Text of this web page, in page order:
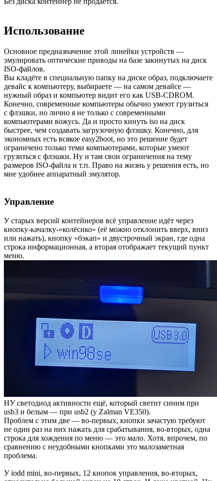
Использование
Основное предназначение этой линейки устройств —
эмулировать оптические приводы на базе закинутых на диск
ISO-файлов.
Вы кладёте в специальную папку на диске образ, подключаете
девайс к компьютеру, выбираете — на самом девайсе —
нужный образ и компьютер видит его как USB-CDROM.
Конечно, современные компьютеры обычно умеют грузиться
с флэшки, но лично я не только с современными
компьютерами вожусь. Да и просто кинуть iso на диск
быстрее, чем создавать загрузочную флэшку. Конечно, для
экономных есть всякое easy2boot, но это решение будет
ограничено только теми компьютерами, которые умеют
грузиться с флэшки. Ну и там свои ограничения на тему
размеров ISO-файла и т.п. Право на жизнь у решения есть, но
мне удобнее аппаратный эмулятор.
Управление
У старых версий контейнеров всё управление идёт через
кнопку-качалку-«колёсико» (её можно отклонить вверх, вниз
или нажать), кнопку «бэкап» и двустрочный экран, где одна
строка информационная, а вторая отображает текущий пункт
меню.
НУ светодиод активности ещё, который светит синим при
usb3 и белым — при usb2 (у Zalman VE350).
Проблем с этим две — во-первых, кнопки зачастую требуют
не один раз на них нажать для срабатывания, во-вторых, одна
строка для хождения по меню — это мало. Хотя, впрочем, по
сравнению с неудобными кнопками это малозаметная
проблема.
У iodd mini, во-первых, 12 кнопок управления, во-вторых,